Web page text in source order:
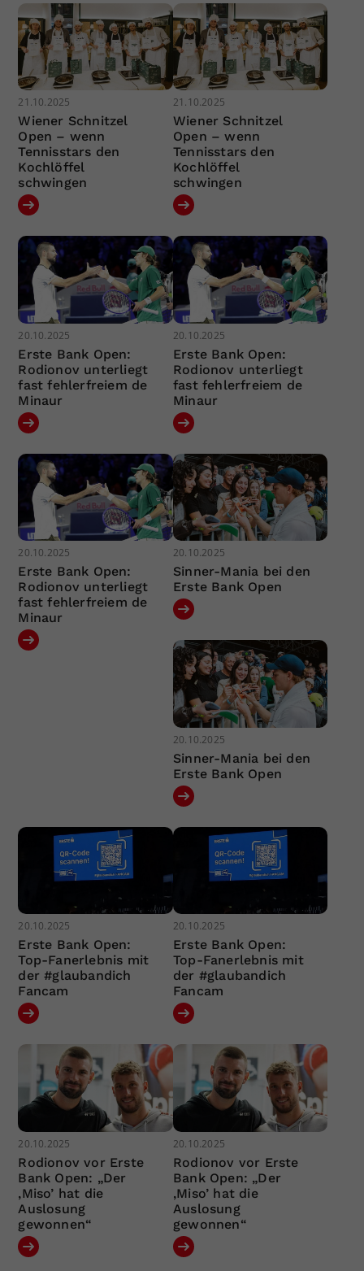
21.10.2025
Wiener Schnitzel
Open – wenn
Tennisstars den
Kochlöffel
schwingen
21.10.2025
Wiener Schnitzel
Open – wenn
Tennisstars den
Kochlöffel
schwingen
20.10.2025
Erste Bank Open:
Rodionov unterliegt
fast fehlerfreiem de
Minaur
20.10.2025
Erste Bank Open:
Rodionov unterliegt
fast fehlerfreiem de
Minaur
20.10.2025
Erste Bank Open:
Rodionov unterliegt
fast fehlerfreiem de
Minaur
20.10.2025
Sinner-Mania bei den
Erste Bank Open
20.10.2025
Sinner-Mania bei den
Erste Bank Open
20.10.2025
Erste Bank Open:
Top-Fanerlebnis mit
der #glaubandich
Fancam
20.10.2025
Erste Bank Open:
Top-Fanerlebnis mit
der #glaubandich
Fancam
20.10.2025
Rodionov vor Erste
Bank Open: „Der
‚Miso’ hat die
Auslosung
gewonnen“
20.10.2025
Rodionov vor Erste
Bank Open: „Der
‚Miso’ hat die
Auslosung
gewonnen“